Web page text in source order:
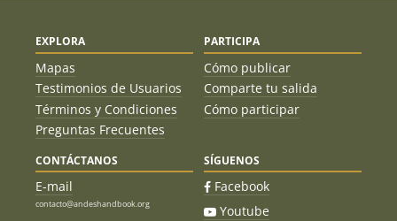
EXPLORA
Mapas
Testimonios de Usuarios
Términos y Condiciones
Preguntas Frecuentes
PARTICIPA
Cómo publicar
Comparte tu salida
Cómo participar
CONTÁCTANOS
E-mail
contacto@andeshandbook.org
SÍGUENOS
Facebook
Youtube